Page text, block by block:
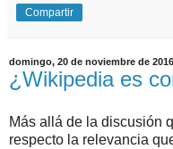
Compartir
domingo, 20 de noviembre de 2016
¿Wikipedia es
Más allá de la discusión
respecto la relevancia